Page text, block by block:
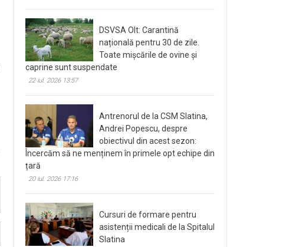
DSVSA Olt: Carantină
națională pentru 30 de zile.
Toate mișcările de ovine și
caprine sunt suspendate
22 iul. 2026 13:57
Antrenorul de la CSM Slatina,
Andrei Popescu, despre
obiectivul din acest sezon:
Încercăm să ne menținem în primele opt echipe din
țară
20 iul. 2026 17:16
Cursuri de formare pentru
asistenții medicali de la Spitalul
Slatina